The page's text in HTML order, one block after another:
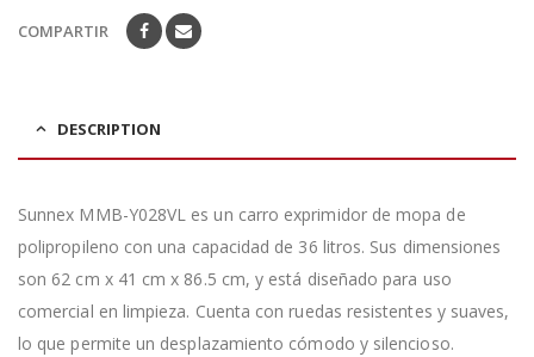
COMPARTIR
DESCRIPTION
Sunnex MMB-Y028VL es un carro exprimidor de mopa de
polipropileno con una capacidad de 36 litros. Sus dimensiones
son 62 cm x 41 cm x 86.5 cm, y está diseñado para uso
comercial en limpieza. Cuenta con ruedas resistentes y suaves,
lo que permite un desplazamiento cómodo y silencioso.